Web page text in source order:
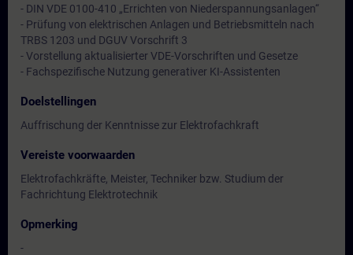
- DIN VDE 0100-410 „Errichten von Niederspannungsanlagen“
- Prüfung von elektrischen Anlagen und Betriebsmitteln nach
TRBS 1203 und DGUV Vorschrift 3
- Vorstellung aktualisierter VDE-Vorschriften und Gesetze
- Fachspezifische Nutzung generativer KI-Assistenten
Doelstellingen
Auffrischung der Kenntnisse zur Elektrofachkraft
Vereiste voorwaarden
Elektrofachkräfte, Meister, Techniker bzw. Studium der
Fachrichtung Elektrotechnik
Opmerking
-